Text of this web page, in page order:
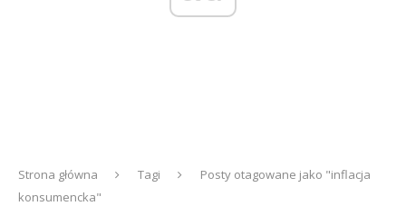
Strona główna Tagi
Posty otagowane jako "inflacja
konsumencka"